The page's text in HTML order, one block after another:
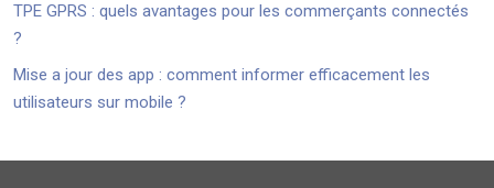
TPE GPRS : quels avantages pour les commerçants connectés
?
Mise a jour des app : comment informer efficacement les
utilisateurs sur mobile ?